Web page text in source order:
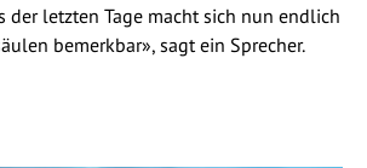
der letzten Tage macht sich nun endlich
bemerkbar», sagt ein Sprecher.